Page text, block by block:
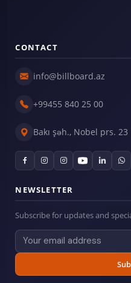
CONTACT
info@billboard.az
+99455 840 25 00
Bakı şəh., Nobel prs. 23
NEWSLETTER
Subscribe for updates and